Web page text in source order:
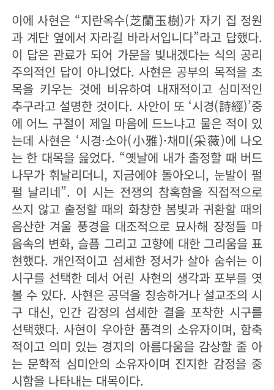
이에 사현은 “지란옥수(芝蘭玉樹)가 자기 집 정원
과 계단 옆에서 자라길 바라서입니다”라고 답했다.
이 답은 관료가 되어 가문을 빛내겠다는 식의 공리
주의적인 답이 아니었다. 사현은 공부의 목적을 초
목을 키우는 것에 비유하여 내재적이고 심미적인
추구라고 설명한 것이다. 사안이 또 ‘시경(詩經)’중
에 어느 구절이 제일 마음에 드느냐고 물은 적이 있
는데 사현은 ‘시경·소아(小雅)·채미(采薇)에 나오
는 한 대목을 읊었다. “옛날에 내가 출정할 때 버드
나무가 휘날리더니, 지금에야 돌아오니, 눈발이 펄
펄 날리네”. 이 시는 전쟁의 참혹함을 직접적으로
쓰지 않고 출정할 때의 화창한 봄빛과 귀환할 때의
음산한 겨울 풍경을 대조적으로 묘사해 장정들 마
음속의 변화, 슬픔 그리고 고향에 대한 그리움을 표
현했다. 개인적이고 섬세한 정서가 살아 숨쉬는 이
시구를 선택한 데서 어린 사현의 생각과 포부를 엿
볼 수 있다. 사현은 공덕을 칭송하거나 설교조의 시
구 대신, 인간 감정의 섬세한 결을 포착한 시구를
선택했다. 사현이 우아한 품격의 소유자이며, 함축
적이고 의미 있는 경지의 아름다움을 감상할 줄 아
는 문학적 심미안의 소유자이며 진지한 감정을 중
시함을 나타내는 대목이다.